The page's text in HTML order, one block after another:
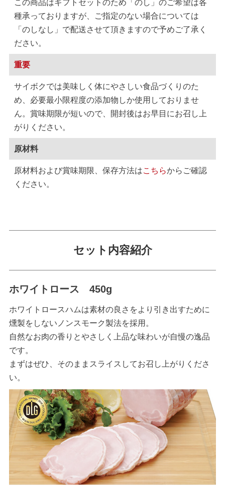
この商品はギフトセットのため「のし」のご希望は各
種承っておりますが、ご指定のない場合については
「のしなし」で配送させて頂きますので予めご了承く
ださい。
重要
サイボクでは美味しく体にやさしい食品づくりのた
め、必要最小限程度の添加物しか使用しておりませ
ん。賞味期限が短いので、開封後はお早目にお召し上
がりください。
原材料
原材料および賞味期限、保存方法はこちらからご確認
ください。
セット内容紹介
ホワイトロース 450g
ホワイトロースハムは素材の良さをより引き出すために
燻製をしないノンスモーク製法を採用。
自然なお肉の香りとやさしく上品な味わいが自慢の逸品
です。
まずはぜひ、そのままスライスしてお召し上がりくださ
い。